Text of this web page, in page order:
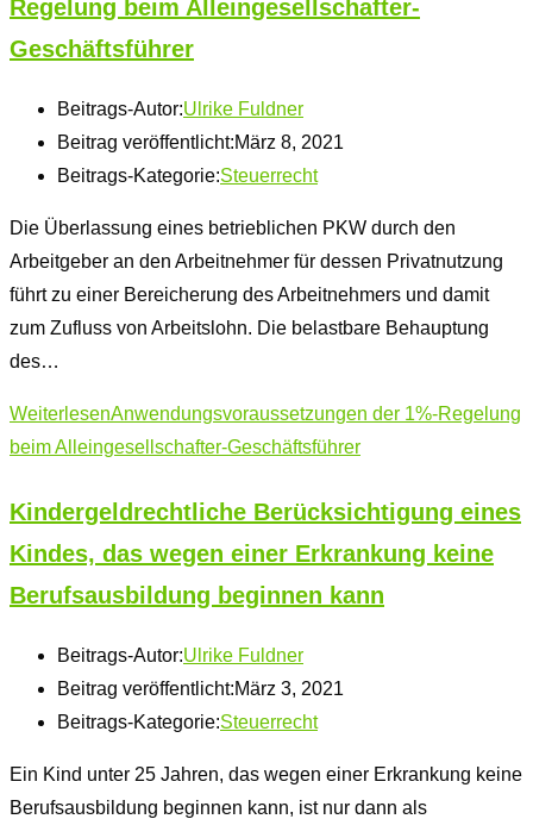
Regelung beim Alleingesellschafter-
Geschäftsführer
Beitrags-Autor:Ulrike Fuldner
Beitrag veröffentlicht:März 8, 2021
Beitrags-Kategorie:Steuerrecht
Die Überlassung eines betrieblichen PKW durch den
Arbeitgeber an den Arbeitnehmer für dessen Privatnutzung
führt zu einer Bereicherung des Arbeitnehmers und damit
zum Zufluss von Arbeitslohn. Die belastbare Behauptung
des…
WeiterlesenAnwendungsvoraussetzungen der 1%-Regelung
beim Alleingesellschafter-Geschäftsführer
Kindergeldrechtliche Berücksichtigung eines
Kindes, das wegen einer Erkrankung keine
Berufsausbildung beginnen kann
Beitrags-Autor:Ulrike Fuldner
Beitrag veröffentlicht:März 3, 2021
Beitrags-Kategorie:Steuerrecht
Ein Kind unter 25 Jahren, das wegen einer Erkrankung keine
Berufsausbildung beginnen kann, ist nur dann als